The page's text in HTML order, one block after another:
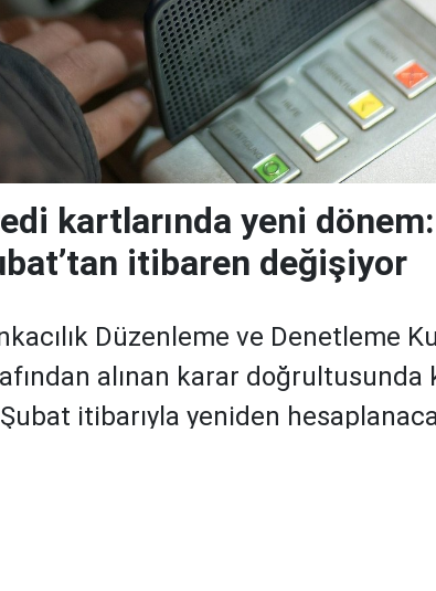
kartlarında yeni
itibaren değişiyor
Düzenleme ve Denetleme
alınan karar
itibarıyla yeniden